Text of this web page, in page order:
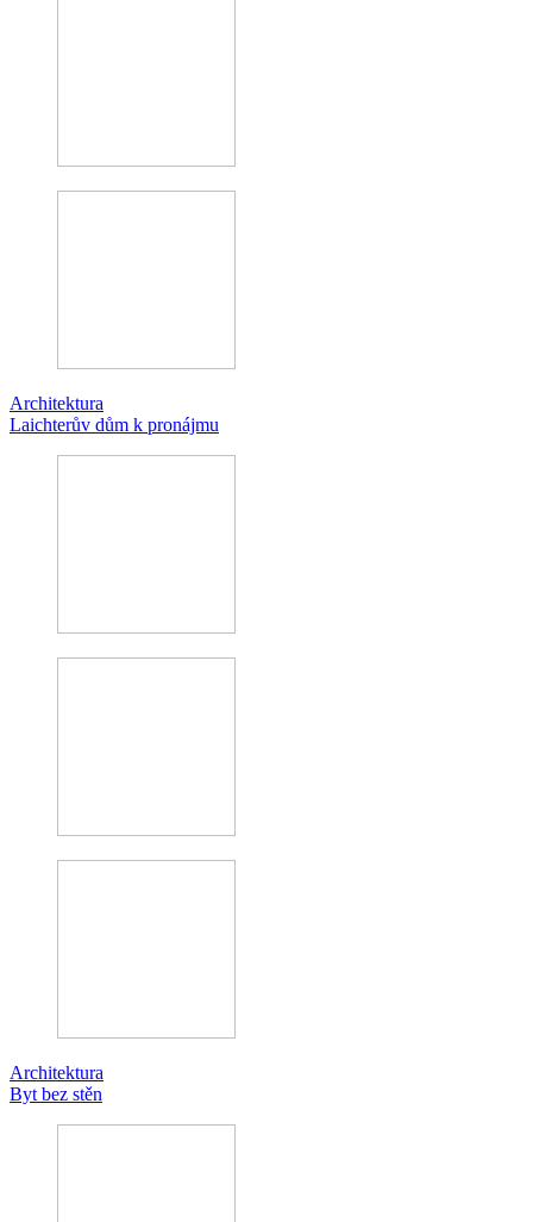
Architektura
Laichterův dům k pronájmu
Architektura
Byt bez stěn